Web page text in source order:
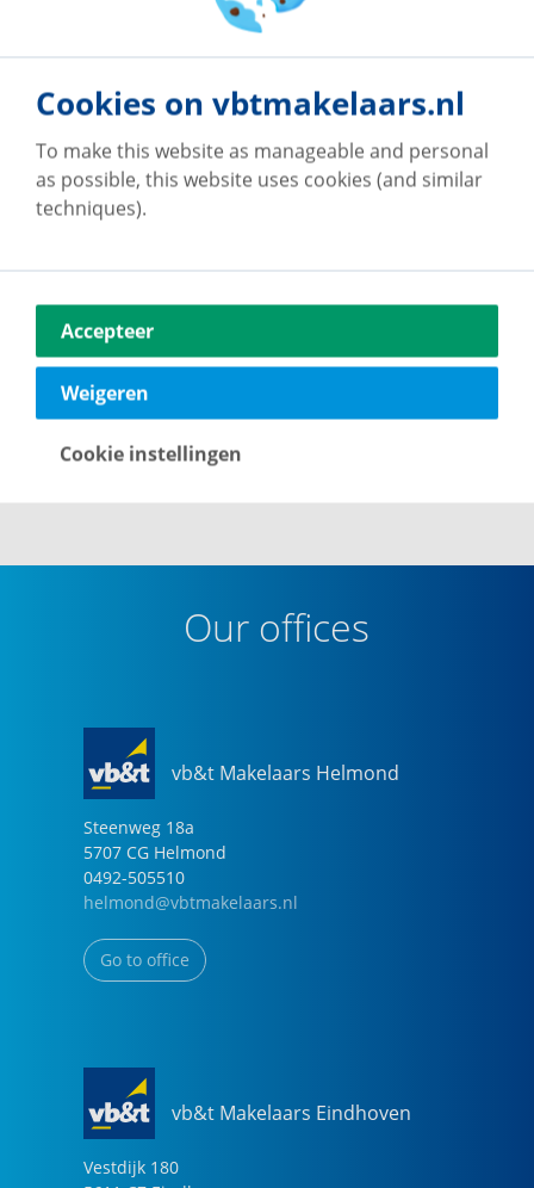
een beleggingsmaatschappij zal de
eigendomsoverdracht plaatsvinden bij de vaste
verkoopvoorwaarde.
Our offices
vb&t Makelaars Helmond
Steenweg 18a
5707 CG Helmond
0492-505510
helmond@vbtmakelaars.nl
Go to office
vb&t Makelaars Eindhoven
Vestdijk 180
Cookies on vbtmakelaars.nl
To make this website as manageable and personal
as possible, this website uses cookies (and similar
techniques).
Accepteer
Weigeren
Cookie instellingen